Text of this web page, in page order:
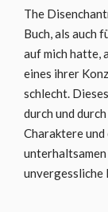
The
Buch, als auch
auf mich hatte,
eines ihrer
schlecht.
durch und
Charaktere
unvergessliche